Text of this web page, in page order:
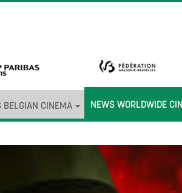
BELGIAN CINEMA NEWS WORLDWIDE